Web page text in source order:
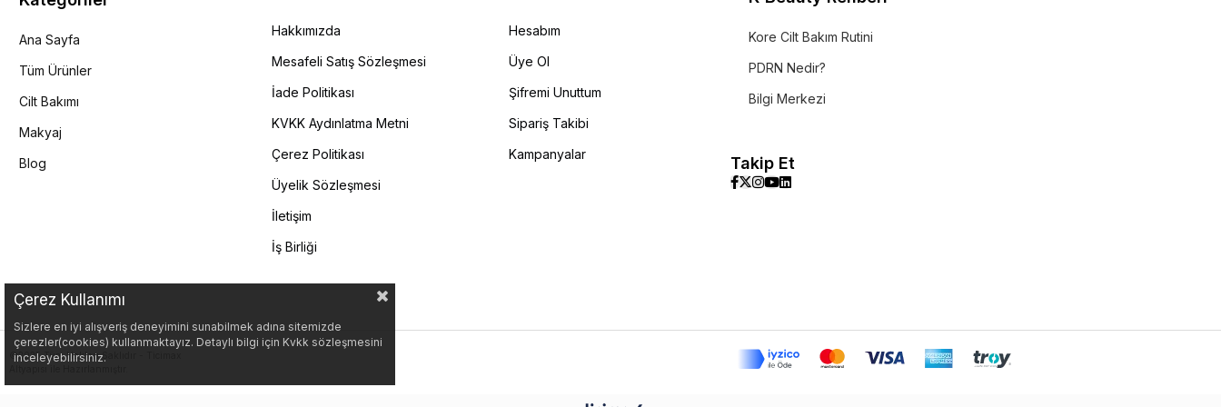
Ana Sayfa
Tüm Ürünler
Cilt Bakımı
Makyaj
Blog
Hakkımızda
Mesafeli Satış Sözleşmesi
İade Politikası
KVKK Aydınlatma Metni
Çerez Politikası
Üyelik Sözleşmesi
İletişim
İş Birliği
Hesabım
Üye Ol
Şifremi Unuttum
Sipariş Takibi
Kampanyalar
Kore Cilt Bakım Rutini
PDRN Nedir?
Bilgi Merkezi
Takip Et
©2025 Tüm Hakları Saklıdır - Ticimax
Çerez Kullanımı
Sizlere en iyi alışveriş deneyimini sunabilmek adına sitemizde
çerezler(cookies) kullanmaktayız. Detaylı bilgi için Kvkk sözleşmesini
inceleyebilirsiniz.